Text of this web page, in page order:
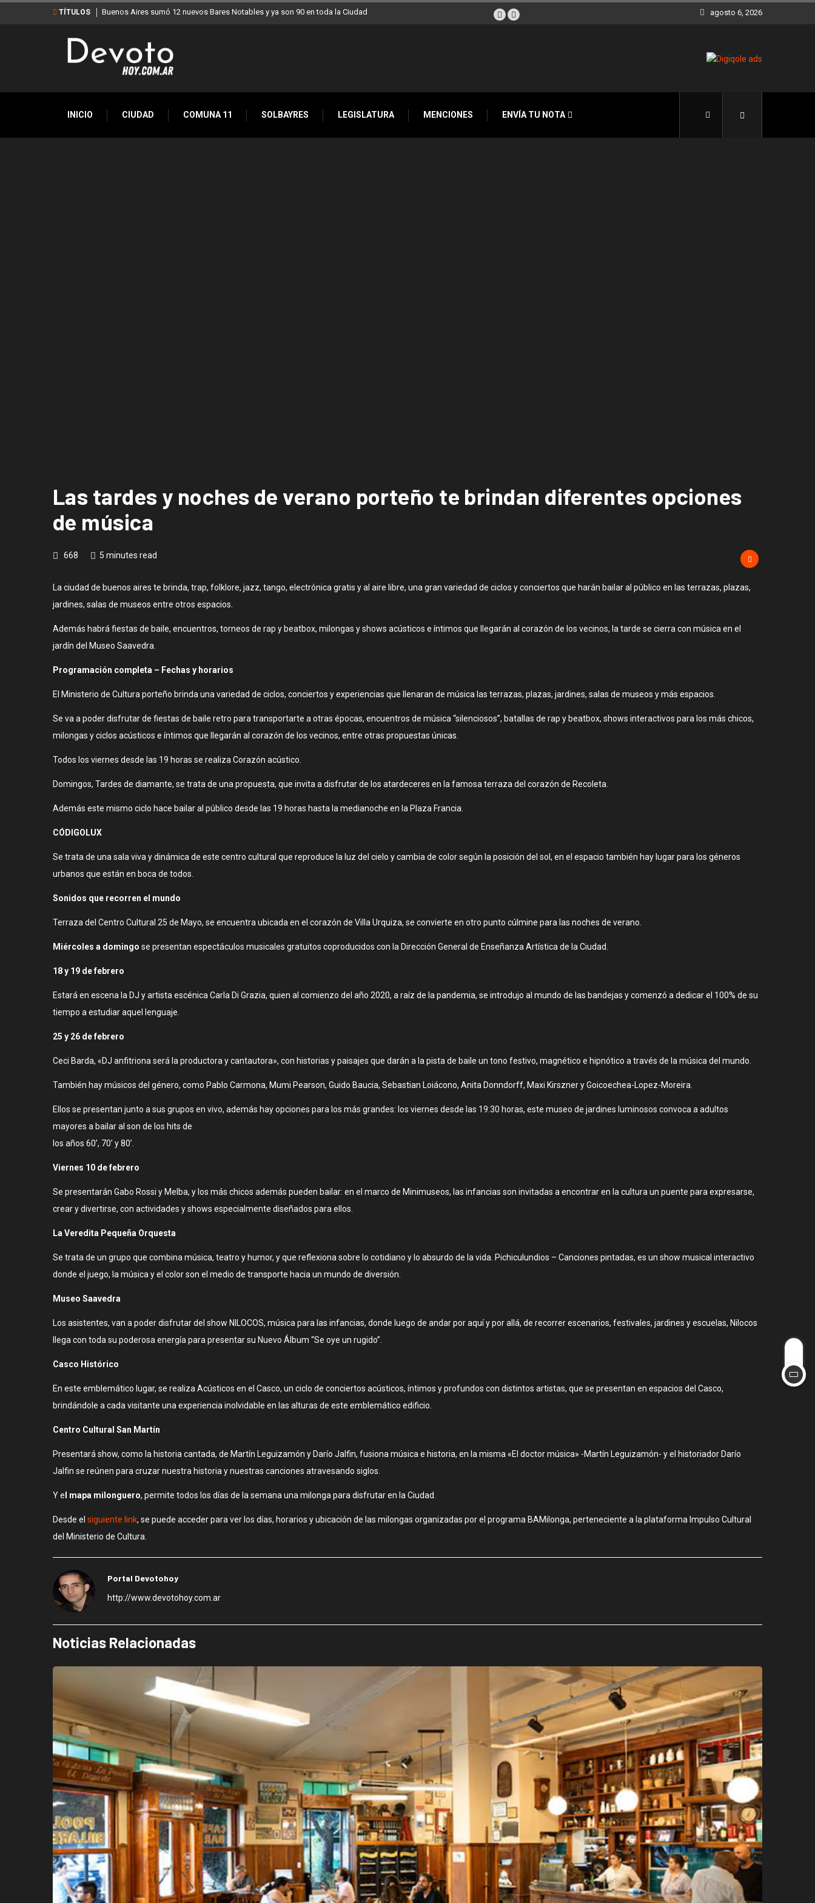
TÍTULOS Buenos Aires sumó 12 nuevos Bares Notables y ya son 90 en toda la Ciudad agosto 6, 2026
INICIO CIUDAD COMUNA 11 SOLBAYRES LEGISLATURA MENCIONES ENVÍA TU NOTA
Las tardes y noches de verano porteño te brindan diferentes opciones
de música
668 5 minutes read
La ciudad de buenos aires te brinda, trap, folklore, jazz, tango, electrónica gratis y al aire libre, una gran variedad de ciclos y conciertos que harán bailar al público en las terrazas, plazas,
jardines, salas de museos entre otros espacios.
Además habrá fiestas de baile, encuentros, torneos de rap y beatbox, milongas y shows acústicos e íntimos que llegarán al corazón de los vecinos, la tarde se cierra con música en el
jardín del Museo Saavedra.
Programación completa – Fechas y horarios
El Ministerio de Cultura porteño brinda una variedad de ciclos, conciertos y experiencias que llenaran de música las terrazas, plazas, jardines, salas de museos y más espacios.
Se va a poder disfrutar de fiestas de baile retro para transportarte a otras épocas, encuentros de música “silenciosos”, batallas de rap y beatbox, shows interactivos para los más chicos,
milongas y ciclos acústicos e íntimos que llegarán al corazón de los vecinos, entre otras propuestas únicas.
Todos los viernes desde las 19 horas se realiza Corazón acústico.
Domingos, Tardes de diamante, se trata de una propuesta, que invita a disfrutar de los atardeceres en la famosa terraza del corazón de Recoleta.
Además este mismo ciclo hace bailar al público desde las 19 horas hasta la medianoche en la Plaza Francia.
CÓDIGOLUX
Se trata de una sala viva y dinámica de este centro cultural que reproduce la luz del cielo y cambia de color según la posición del sol, en el espacio también hay lugar para los géneros
urbanos que están en boca de todos.
Sonidos que recorren el mundo
Terraza del Centro Cultural 25 de Mayo, se encuentra ubicada en el corazón de Villa Urquiza, se convierte en otro punto cúlmine para las noches de verano.
Miércoles a domingo se presentan espectáculos musicales gratuitos coproducidos con la Dirección General de Enseñanza Artística de la Ciudad.
18 y 19 de febrero
Estará en escena la DJ y artista escénica Carla Di Grazia, quien al comienzo del año 2020, a raíz de la pandemia, se introdujo al mundo de las bandejas y comenzó a dedicar el 100% de su
tiempo a estudiar aquel lenguaje.
25 y 26 de febrero
Ceci Barda, «DJ anfitriona será la productora y cantautora», con historias y paisajes que darán a la pista de baile un tono festivo, magnético e hipnótico a través de la música del mundo.
También hay músicos del género, como Pablo Carmona, Mumi Pearson, Guido Baucia, Sebastian Loiácono, Anita Donndorff, Maxi Kirszner y Goicoechea-Lopez-Moreira.
Ellos se presentan junto a sus grupos en vivo, además hay opciones para los más grandes: los viernes desde las 19:30 horas, este museo de jardines luminosos convoca a adultos
mayores a bailar al son de los hits de
los años 60’, 70’ y 80’.
Viernes 10 de febrero
Se presentarán Gabo Rossi y Melba, y los más chicos además pueden bailar: en el marco de Minimuseos, las infancias son invitadas a encontrar en la cultura un puente para expresarse,
crear y divertirse, con actividades y shows especialmente diseñados para ellos.
La Veredita Pequeña Orquesta
Se trata de un grupo que combina música, teatro y humor, y que reflexiona sobre lo cotidiano y lo absurdo de la vida. Pichiculundios – Canciones pintadas, es un show musical interactivo
donde el juego, la música y el color son el medio de transporte hacia un mundo de diversión.
Museo Saavedra
Los asistentes, van a poder disfrutar del show NILOCOS, música para las infancias, donde luego de andar por aquí y por allá, de recorrer escenarios, festivales, jardines y escuelas, Nilocos
llega con toda su poderosa energía para presentar su Nuevo Álbum “Se oye un rugido”.
Casco Histórico
En este emblemático lugar, se realiza Acústicos en el Casco, un ciclo de conciertos acústicos, íntimos y profundos con distintos artistas, que se presentan en espacios del Casco,
brindándole a cada visitante una experiencia inolvidable en las alturas de este emblemático edificio.
Centro Cultural San Martín
Presentará show, como la historia cantada, de Martín Leguizamón y Darío Jalfin, fusiona música e historia, en la misma «El doctor música» -Martín Leguizamón- y el historiador Darío
Jalfin se reúnen para cruzar nuestra historia y nuestras canciones atravesando siglos.
Y e l mapa milonguero, permite todos los días de la semana una milonga para disfrutar en la Ciudad.
Desde el siguiente link, se puede acceder para ver los días, horarios y ubicación de las milongas organizadas por el programa BAMilonga, perteneciente a la plataforma Impulso Cultural
del Ministerio de Cultura.
Portal Devotohoy
http://www.devotohoy.com.ar
Noticias Relacionadas